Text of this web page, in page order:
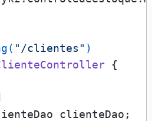
"/clientes" )
{
clienteDao;